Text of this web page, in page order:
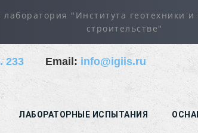
лаборатория "Института геотехники
строительстве"
233 Email: info@igiis.ru
ЛАБОРАТОРНЫЕ ИСПЫТАНИЯ